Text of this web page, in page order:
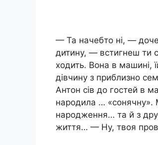
— Та начебто ні, —
дитину, — встигнеш ти
ходить. Вона в машині,
дівчину з приблизно
Антон сів до гостей в
народила … «сонячну».
народження… та й з
життя… — Ну, твоя